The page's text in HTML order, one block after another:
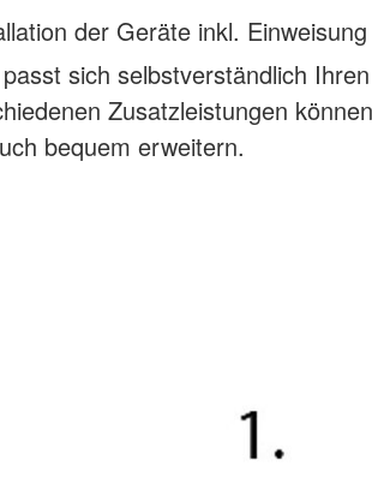
der Geräte inkl. Einweisung
sich selbstverständlich Ihren
Zusatzleistungen
bequem erweitern.